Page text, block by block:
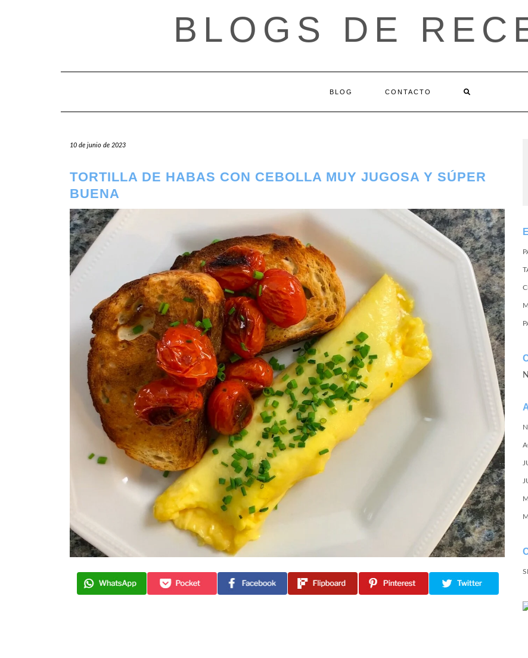
BLOGS DE
BLOG CONTACTO
10 de junio de 2023
TORTILLA DE HABAS CON CEBOLLA MUY JUGOSA Y SÚPER
BUENA